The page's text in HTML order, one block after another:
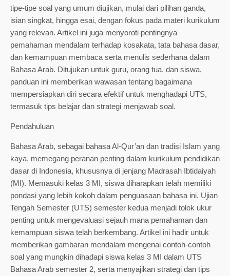
tipe-tipe soal yang umum diujikan, mulai dari pilihan ganda,
isian singkat, hingga esai, dengan fokus pada materi kurikulum
yang relevan. Artikel ini juga menyoroti pentingnya
pemahaman mendalam terhadap kosakata, tata bahasa dasar,
dan kemampuan membaca serta menulis sederhana dalam
Bahasa Arab. Ditujukan untuk guru, orang tua, dan siswa,
panduan ini memberikan wawasan tentang bagaimana
mempersiapkan diri secara efektif untuk menghadapi UTS,
termasuk tips belajar dan strategi menjawab soal.
Pendahuluan
Bahasa Arab, sebagai bahasa Al-Qur’an dan tradisi Islam yang
kaya, memegang peranan penting dalam kurikulum pendidikan
dasar di Indonesia, khususnya di jenjang Madrasah Ibtidaiyah
(MI). Memasuki kelas 3 MI, siswa diharapkan telah memiliki
pondasi yang lebih kokoh dalam penguasaan bahasa ini. Ujian
Tengah Semester (UTS) semester kedua menjadi tolok ukur
penting untuk mengevaluasi sejauh mana pemahaman dan
kemampuan siswa telah berkembang. Artikel ini hadir untuk
memberikan gambaran mendalam mengenai contoh-contoh
soal yang mungkin dihadapi siswa kelas 3 MI dalam UTS
Bahasa Arab semester 2, serta menyajikan strategi dan tips